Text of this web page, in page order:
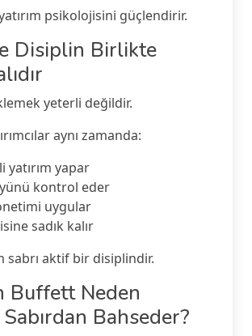
psikolojisini güçlendirir.
Disiplin Birlikte
yeterli değildir.
aynı zamanda:
yatırım yapar
kontrol eder
uygular
sadık kalır
sabrı aktif bir disiplindir.
Buffett Neden
Bahseder?